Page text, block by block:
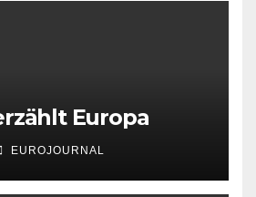
Europa
EUROJOURNAL